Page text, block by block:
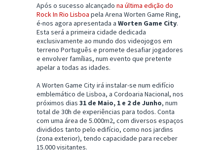
Após o sucesso alcançado na última edição do
Rock In Rio Lisboa pela Arena Worten Game Ring,
é-nos agora apresentada a Worten Game City.
Esta será a primeira cidade dedicada
exclusivamente ao mundo dos videojogos em
terreno Português e promete desafiar jogadores
e envolver famílias, num evento que pretente
apelar a todas as idades.
A Worten Game City irá instalar-se num edifício
emblemático de Lisboa, a Cordoaria Nacional, nos
próximos dias 31 de Maio, 1 e 2 de Junho, num
total de 30h de experiências para todos. Conta
com uma área de 5.000m2, com diversos espaços
divididos tanto pelo edifício, como nos jardins
(zona exterior), tendo capacidade para receber
15.000 visitantes.